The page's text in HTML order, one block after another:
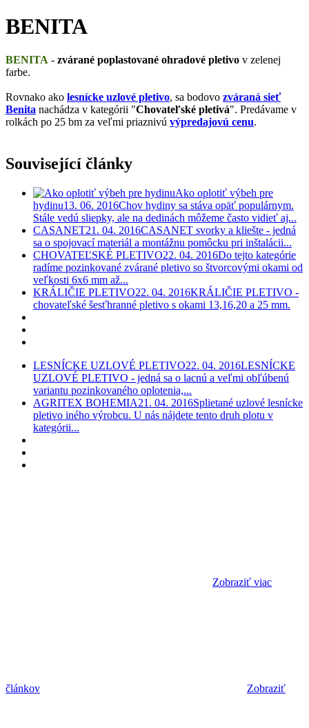
BENITA
BENITA - zvárané poplastované ohradové pletivo v zelenej
farbe.
Rovnako ako lesnícke uzlové pletivo, sa bodovo zváraná sieť
Benita nachádza v kategórii "Chovateľské pletivá". Predávame v
rolkách po 25 bm za veľmi priaznivú výpredajovú cenu.
Související články
Ako oplotiť výbeh pre
hydinu13. 06. 2016Chov hydiny sa stáva opäť populárnym.
Stále vedú sliepky, ale na dedinách môžeme často vidieť aj...
CASANET21. 04. 2016CASANET svorky a kliešte - jedná
sa o spojovací materiál a montážnu pomôcku pri inštalácii...
CHOVATEĽSKÉ PLETIVO22. 04. 2016Do tejto kategórie
radíme pozinkované zvárané pletivo so štvorcovými okami od
veľkosti 6x6 mm až...
KRÁLIČIE PLETIVO22. 04. 2016KRÁLIČIE PLETIVO -
chovateľské šesťhranné pletivo s okami 13,16,20 a 25 mm.
LESNÍCKE UZLOVÉ PLETIVO22. 04. 2016LESNÍCKE
UZLOVÉ PLETIVO - jedná sa o lacnú a veľmi obľúbenú
variantu pozinkovaného oplotenia,...
AGRITEX BOHEMIA21. 04. 2016Splietané uzlové lesnícke
pletivo iného výrobcu. U nás nájdete tento druh plotu v
kategórii...
Zobraziť viac
článkov Zobraziť